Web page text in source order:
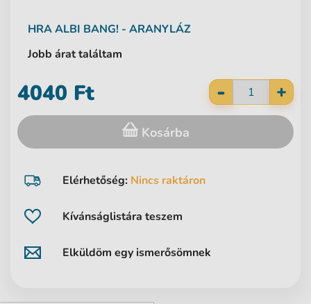
HRAALBI BANG! - ARANYLÁZ
Jobb árat találtam
Kívánságlistára teszem
Elküldöm egy ismerősömnek
Elérhetőség: Nincs raktáron
- +
4040 Ft
Kosárba